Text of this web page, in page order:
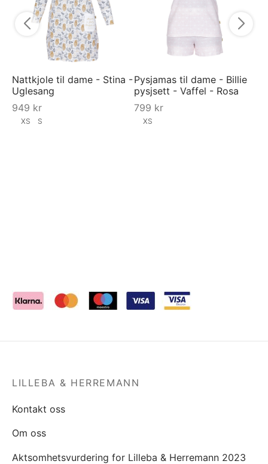
Nattkjole til dame - Stina -
Uglesang
949 kr
XS S
Pysjamas til dame - Billie
pysjsett - Vaffel - Rosa
799 kr
XS
LILLEBA & HERREMANN
Kontakt oss
Om oss
Aktsomhetsvurdering for Lilleba & Herremann 2023